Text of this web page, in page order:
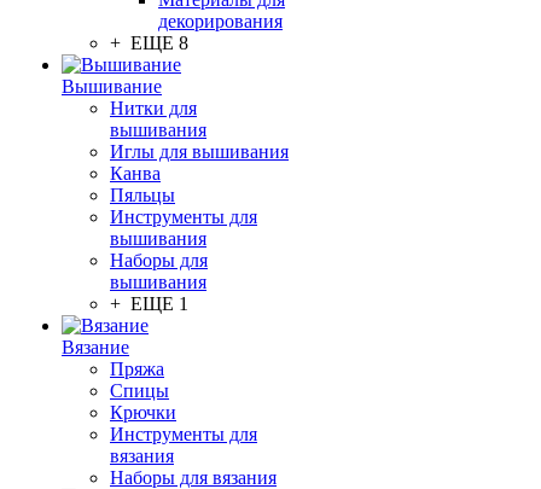
декорирования
+ ЕЩЕ 8
Вышивание
Нитки для
вышивания
Иглы для вышивания
Канва
Пяльцы
Инструменты для
вышивания
Наборы для
вышивания
+ ЕЩЕ 1
Вязание
Пряжа
Спицы
Крючки
Инструменты для
вязания
Наборы для вязания